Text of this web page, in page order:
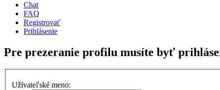
Chat
FAQ
Registrovať
Prihlásenie
Pre prezeranie profilu musíte byť
Užívateľské meno: